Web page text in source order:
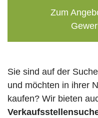
Zum
Sie sind auf der
und möchten in ihrer
kaufen? Wir bieten